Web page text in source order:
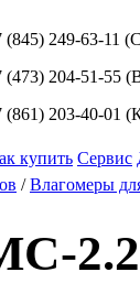
(845) 249-63-11
(473) 204-51-55
(861) 203-40-01
купить Сервис
/Влагомеры